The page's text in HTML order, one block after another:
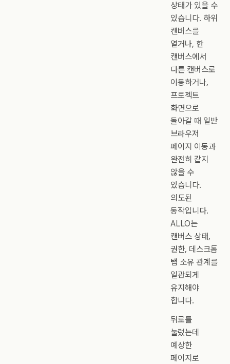
상태가 있을 수
있습니다. 하위
캔버스를
열거나, 한
캔버스에서
다른 캔버스로
이동하거나,
프로젝트
화면으로
돌아갈 때 일반
브라우저
페이지 이동과
완전히 같지
않을 수
있습니다.
의도된
동작입니다.
ALLO는
캔버스 상태,
권한, 데스크톱
탭 소유 관계를
일관되게
유지해야
합니다.
뒤로를
눌렀는데
예상한
페이지로